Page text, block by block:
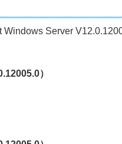
Windows Server
）